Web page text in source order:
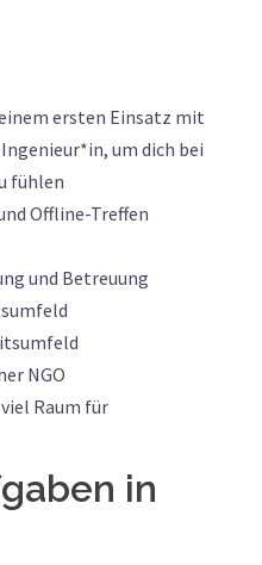
ersten Einsatz mit
um dich bei
fühlen
Offline-Treffen
und Betreuung
NGO
Raum für
in